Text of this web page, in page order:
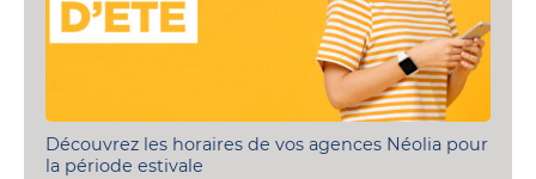
Découvrez les horaires de vos agences Néolia pour
la période estivale